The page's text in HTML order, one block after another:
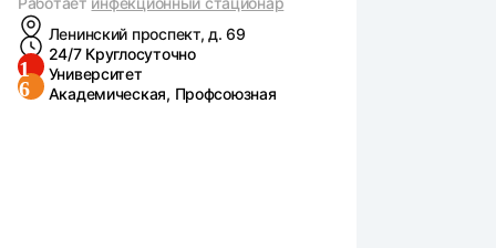
Ленинский проспект, д. 69
24/7 Круглосуточно
1 Университет
6 Академическая, Профсоюзная